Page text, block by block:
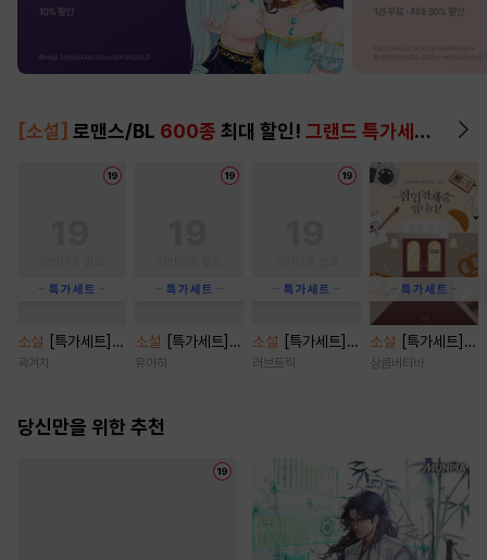
[소설] 로맨스/BL 600종 최대 할인! 그랜드 특가세트
소설
[특가세트]
브로큰 로망스 클
곽겨자
소설
[특가세트]
결혼이란 이름의
유아히
소설
[특가세트]
오, 마이 베이비(O
러브트릭
소설
[특가세트]
잠입취재 중입니
상큼버터바
당신만을 위한 추천